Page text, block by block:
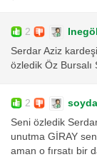
2
Serdar Aziz
özledik Öz Bursalı
2
Seni özledik
unutma GİRAY
aman o fırsatı bir